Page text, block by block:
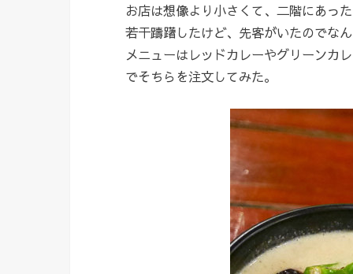
お店は想像より小さくて、二階にあっ
若干躊躇したけど、先客がいたのでな
メニューはレッドカレーやグリーンカ
でそちらを注文してみた。